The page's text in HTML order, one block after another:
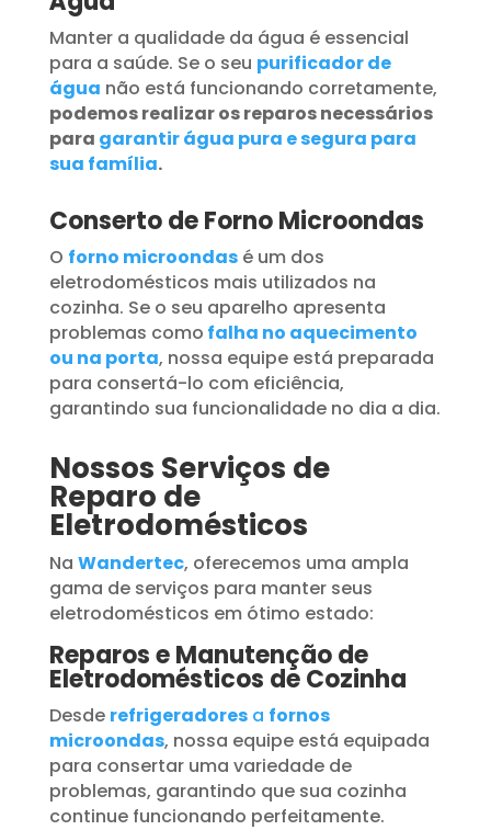
Manter a qualidade da água é essencial
para a saúde. Se o seu purificador de
água não está funcionando corretamente,
podemos realizar os reparos necessários
para garantir água pura e segura para
sua família.
Conserto de Forno Microondas
O forno microondasé um dos
eletrodomésticos mais utilizados na
cozinha. Se o seu aparelho apresenta
problemas como falha no aquecimento
ou na porta, nossa equipe está preparada
para consertá-lo com eficiência,
garantindo sua funcionalidade no dia a dia.
Nossos Serviços de
Reparo de
Eletrodomésticos
Na Wandertec, oferecemos uma ampla
gama de serviços para manter seus
eletrodomésticos em ótimo estado:
Reparos e Manutenção de
Eletrodomésticos de Cozinha
Desde refrigeradoresa fornos
microondas, nossa equipe está equipada
para consertar uma variedade de
problemas, garantindo que sua cozinha
continue funcionando perfeitamente.